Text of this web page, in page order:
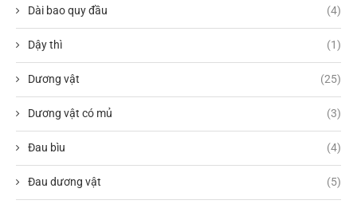
Dài bao quy đầu (4)
Dậy thì (1)
Dương vật (25)
Dương vật có mủ (3)
Đau bìu (4)
Đau dương vật (5)